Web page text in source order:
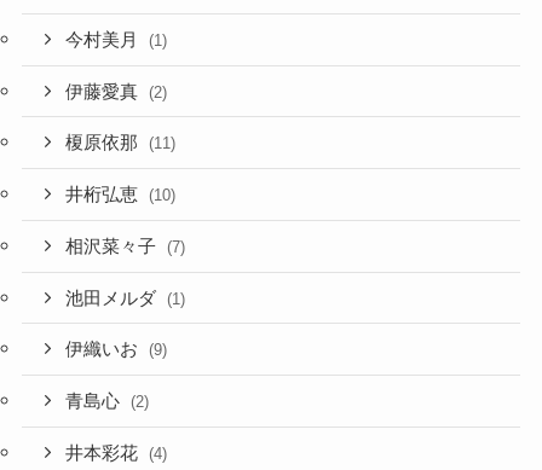
今村美月 (1)
伊藤愛真 (2)
榎原依那 (11)
井桁弘恵 (10)
相沢菜々子 (7)
池田メルダ (1)
伊織いお (9)
青島心 (2)
井本彩花 (4)